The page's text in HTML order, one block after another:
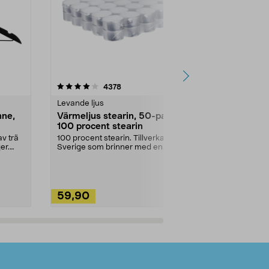
trä
4378recensioner
Levande ljus
Värmeljus stearin, 50-pack,
100 procent stearin
100 procent stearin. Tillverkade i
Sverige som brinner med en
59,90
4.5av 5 stjärnor